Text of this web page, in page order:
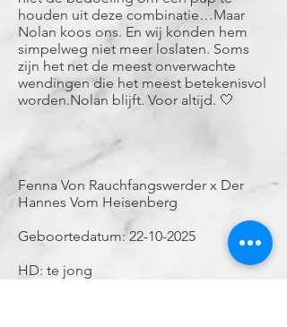
houden uit deze combinatie…Maar
Nolan koos ons. En wij konden hem
simpelweg niet meer loslaten. Soms
zijn het net de meest onverwachte
wendingen die het meest betekenisvol
worden.Nolan blijft. Voor altijd. 🤍
Fenna Von Rauchfangswerder x Der
Hannes Vom Heisenberg
Geboortedatum:22-10-2025
HD: te jong